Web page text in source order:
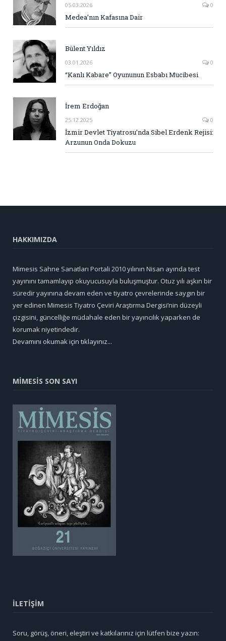
05.03.2026 0
Medea’nın Kafasına Dair
Bülent Yıldız
03.01.2026 0
“Kanlı Kabare” Oyununun Esbabı Mucibesi
İrem Erdoğan
25.12.2025 0
İzmir Devlet Tiyatrosu’nda Sibel Erdenk Rejisi:
Arzunun Onda Dokuzu
HAKKIMIZDA
Mimesis Sahne Sanatları Portali 2010 yılının Nisan ayında test
yayınını tamamlayıp okuyucusuyla buluşmuştur. Otuz yılı aşkın bir
süredir yayınına devam eden ve tiyatro çevrelerinde saygın bir
yer edinen Mimesis Tiyatro Çeviri Araştırma Dergisi’nin düzeyli
çizgisini, güncelliğe müdahale eden bir yayıncılık yaparken de
korumak niyetindedir.
Devamını okumak için tıklayınız...
MİMESİS SON SAYI
İLETİŞİM
Soru, görüş, öneri, eleştiri ve katkılarınız için lütfen bize yazın: